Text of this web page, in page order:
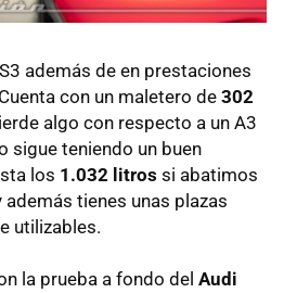
además de en prestaciones
con un maletero de 302
algo con respecto a un A3
sigue teniendo un buen
los 1.032 litros si abatimos
tienes unas plazas
utilizables.
la prueba a fondo del Audi